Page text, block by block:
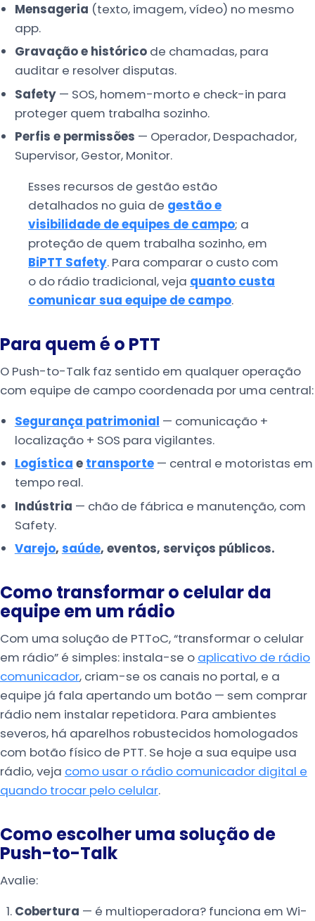
Mensageria (texto, imagem, vídeo) no mesmo
app.
Gravação e históricode chamadas, para
auditar e resolver disputas.
Safety— SOS, homem-morto e check-in para
proteger quem trabalha sozinho.
Perfis e permissões — Operador, Despachador,
Supervisor, Gestor, Monitor.
Esses recursos de gestão estão
detalhados no guia de gestão e
visibilidade de equipes de campo; a
proteção de quem trabalha sozinho, em
BiPTT Safety. Para comparar o custo com
o do rádio tradicional, veja quanto custa
comunicar sua equipe de campo.
Para quem é o PTT
O Push-to-Talk faz sentido em qualquer operação
com equipe de campo coordenada por uma central:
Segurança patrimonial — comunicação +
localização + SOS para vigilantes.
Logística e transporte— central e motoristas em
tempo real.
Indústria — chão de fábrica e manutenção, com
Safety.
Varejo, saúde, eventos, serviços públicos.
Como transformar o celular da
equipe em um rádio
Com uma solução de PTToC, “transformar o celular
em rádio” é simples: instala-se o aplicativo de rádio
comunicador, criam-se os canais no portal, e a
equipe já fala apertando um botão — sem comprar
rádio nem instalar repetidora. Para ambientes
severos, há aparelhos robustecidos homologados
com botão físico de PTT. Se hoje a sua equipe usa
rádio, veja como usar o rádio comunicador digital e
quando trocar pelo celular.
Como escolher uma solução de
Push-to-Talk
Avalie:
Cobertura — é multioperadora? funciona em Wi-